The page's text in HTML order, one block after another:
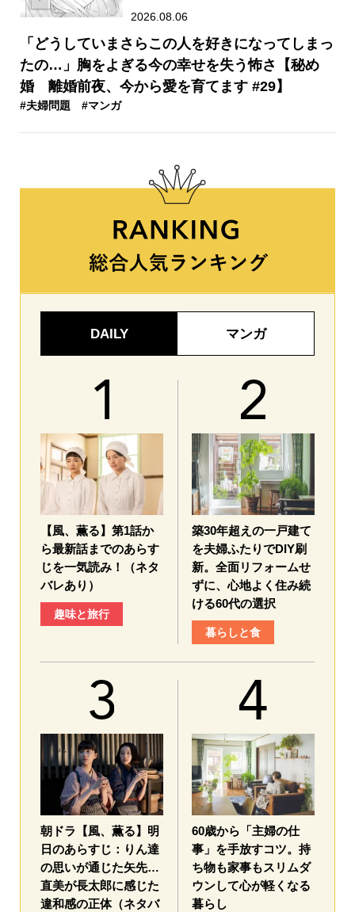
2026.08.06
「どうしていまさらこの人を好きになってしまっ
たの…」胸をよぎる今の幸せを失う怖さ【秘め
婚 離婚前夜、今から愛を育てます #29】
#夫婦問題 #マンガ
DAILY マンガ
【風、薫る】第1話か
ら最新話までのあらす
じを一気読み！（ネタ
バレあり）
趣味と旅行
築30年超えの一戸建て
を夫婦ふたりでDIY刷
新。全面リフォームせ
ずに、心地よく住み続
ける60代の選択
暮らしと食
朝ドラ【風、薫る】明
日のあらすじ：​りん達
の思いが通じた矢先…
直美が長太郎に感じた
違和感の正体（ネタバ
60歳から「主婦の仕
事」を手放すコツ。持
ち物も家事もスリムダ
ウンして心が軽くなる
暮らし